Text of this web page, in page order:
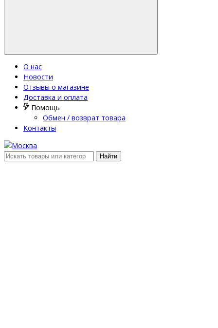
О нас
Новости
Отзывы о магазине
Доставка и оплата
Помощь
Обмен / возврат товара
Контакты
Найти